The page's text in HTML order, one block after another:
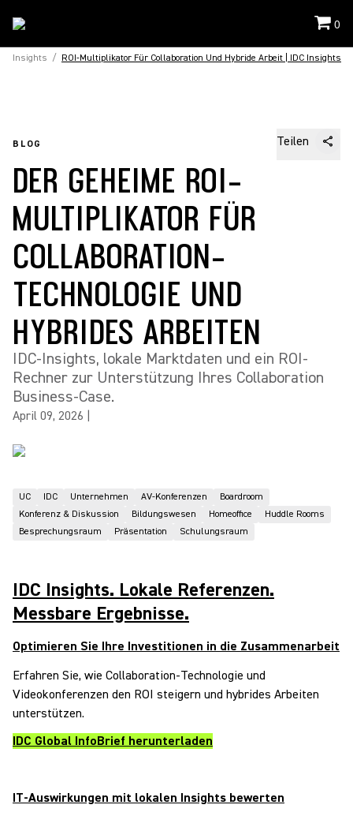
0
Insights / ROI-Multiplikator Für Collaboration Und Hybride Arbeit | IDC Insights
BLOG Teilen
DER GEHEIME ROI-
MULTIPLIKATOR FÜR
COLLABORATION-
TECHNOLOGIE UND
HYBRIDES ARBEITEN
IDC-Insights, lokale Marktdaten und ein ROI-
Rechner zur Unterstützung Ihres Collaboration
Business-Case.
April 09, 2026
UC IDC Unternehmen AV-Konferenzen
Boardroom
Konferenz & Diskussion
Bildungswesen Homeoffice
Huddle Rooms
Besprechungsraum
Präsentation Schulungsraum
IDC Insights. Lokale Referenzen.
Messbare Ergebnisse.
Optimieren Sie Ihre Investitionen in die Zusammenarbeit
Erfahren Sie, wie Collaboration-Technologie und
Videokonferenzen den ROI steigern und hybrides Arbeiten
unterstützen.
IDC Global InfoBrief herunterladen
IT-Auswirkungen mit lokalen Insights bewerten